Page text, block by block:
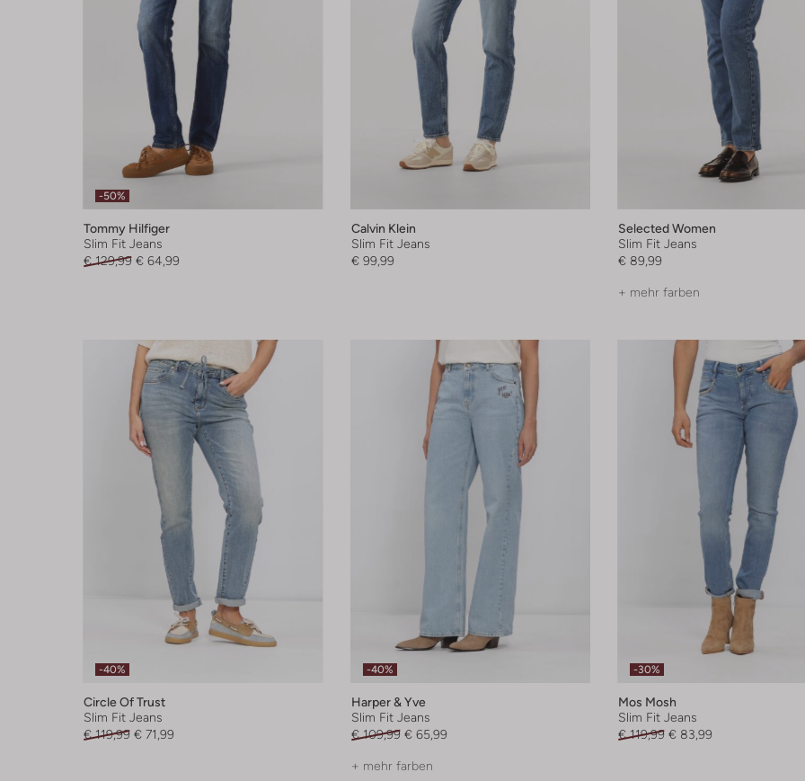
-50%
Tommy Hilfiger
Slim Fit Jeans
€ 129,99 € 64,99
Calvin Klein
Slim Fit Jeans
€ 99,99
Selected Women
Slim Fit Jeans
€ 89,99
+ mehr farben
-40%
Circle Of Trust
Slim Fit Jeans
€ 119,99 € 71,99
-40%
Harper & Yve
Slim Fit Jeans
€ 109,99 € 65,99
+ mehr farben
-30%
Mos Mosh
Slim Fit Jeans
€ 119,99 € 83,99